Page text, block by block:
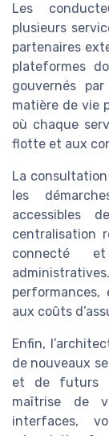
Les
plusieurs
partenaires
plateformes
gouvernés
matière de vie
où chaque
flotte et aux
La
les
accessibles
centralisation
connecté
performances,
aux coûts
Enfin,
de nouveaux
et de futurs
maîtrise de
interfaces,